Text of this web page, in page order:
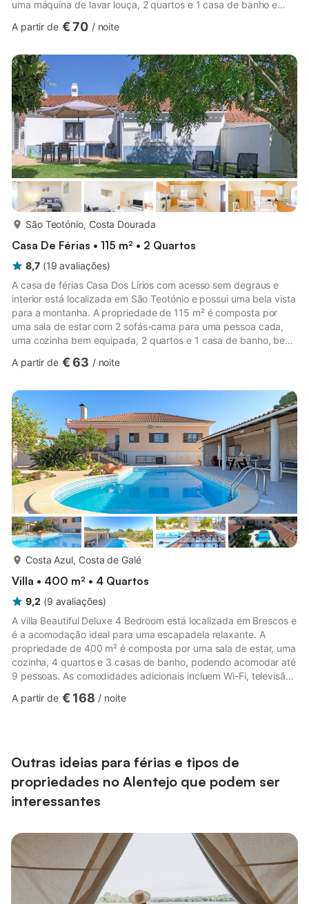
uma máquina de lavar louça, 2 quartos e 1 casa de banho e
adicionais incluem ar condicionado na sala de estar, uma
privada inclui um jardim, mobiliário de jardim e um terraço
coberto. Distância a pé/de carro até o restaurante mais
próximo: 30m. Distânci...
A partir de € 70 / noite
São Teotónio, Costa Dourada
Casa De Férias • 115 m² • 2 Quartos
8,7 (19 avaliações)
A casa de férias Casa Dos Lírios com acesso sem degraus e
interior está localizada em São Teotónio e possui uma bela vista
para a montanha. A propriedade de 115 m² é composta por
uma sala de estar com 2 sofás-cama para uma pessoa cada,
uma cozinha bem equipada, 2 quartos e 1 casa de banho, bem
comodidades adicionais incluem Wi-Fi de alta velocidade
com serviços de streaming, bem como uma máquina de lavar
roupa. Esta acomodação não dispõe de ar condicionado. A
propriedade pos...
A partir de € 63 / noite
Costa Azul, Costa de Galé
Villa • 400 m² • 4 Quartos
9,2 (9 avaliações)
A villa Beautiful Deluxe 4 Bedroom está localizada em Brescos e
é a acomodação ideal para uma escapadela relaxante. A
propriedade de 400 m² é composta por uma sala de estar, uma
cozinha, 4 quartos e 3 casas de banho, podendo acomodar até
9 pessoas. As comodidades adicionais incluem Wi-Fi, televisão,
praia/piscina. Para o seu lazer, há também uma mesa de ténis
piscina...
A partir de € 168 / noite
Outras ideias para férias e tipos de
propriedades no Alentejo que podem ser
interessantes